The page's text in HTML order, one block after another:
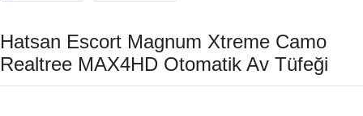
Hatsan Escort Magnum Xtreme Camo
Realtree MAX4HD Otomatik Av Tüfeği